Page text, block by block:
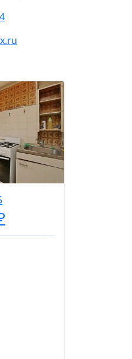
с ограниченными
и ликвидаторы